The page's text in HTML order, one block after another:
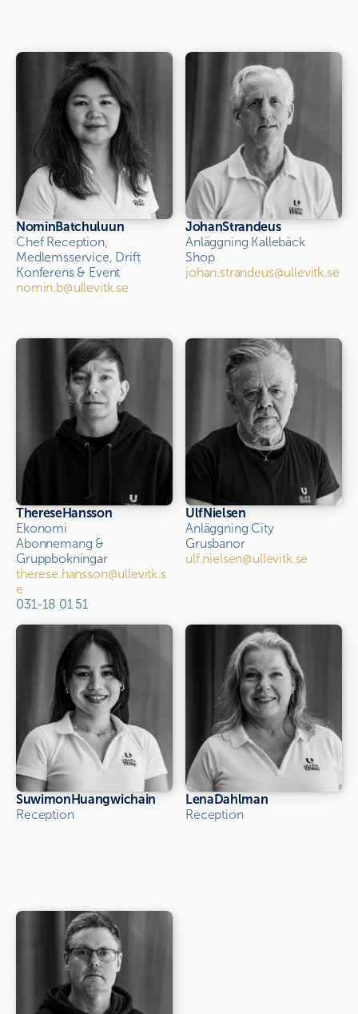
NominBatchuluun
Chef Reception,
Medlemsservice, Drift
Konferens & Event
nomin.b@ullevitk.se
JohanStrandeus
Anläggning Kallebäck
Shop
johan.strandeus@ullevitk.se
ThereseHansson
Ekonomi
Abonnemang &
Gruppbokningar
therese.hansson@ullevitk.s
e
031-18 01 51
UlfNielsen
Anläggning City
Grusbanor
ulf.nielsen@ullevitk.se
SuwimonHuangwichain
Reception
LenaDahlman
Reception